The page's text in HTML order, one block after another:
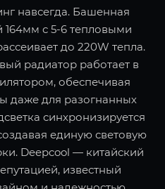
навсегда. Башенная
164мм с 5-6 тепловыми
до 220W тепла.
радиатор работает в
обеспечивая
даже для разогнанных
синхронизируется
единую световую
Deepcool — китайский
известный